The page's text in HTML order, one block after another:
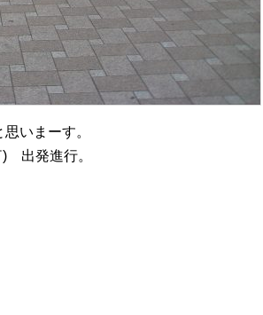
いまーす。
出発進行。